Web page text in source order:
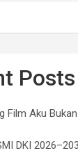
Posts
Film Aku
DKI